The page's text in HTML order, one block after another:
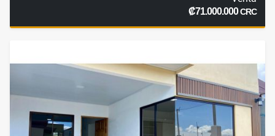
₡71.000.000CRC